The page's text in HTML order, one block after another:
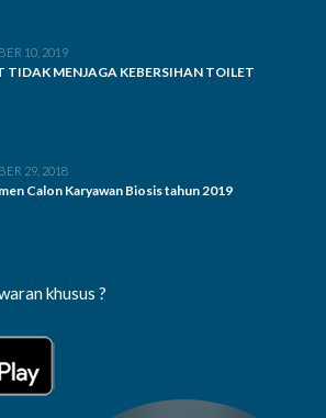
10, 2019
TIDAK MENJAGA KEBERSIHAN TOILET
29, 2018
Calon Karyawan Biosis tahun 2019
khusus ?